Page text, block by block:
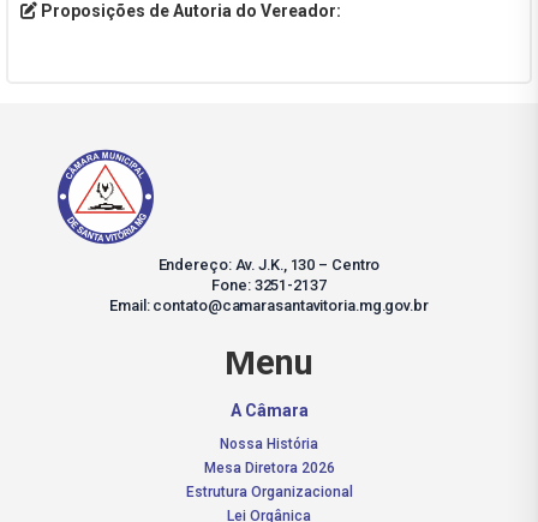
Proposições de Autoria do Vereador:
Endereço: Av. J.K., 130 – Centro
Fone: 3251-2137
Email: contato@camarasantavitoria.mg.gov.br
Menu
A Câmara
Nossa História
Mesa Diretora 2026
Estrutura Organizacional
Lei Orgânica